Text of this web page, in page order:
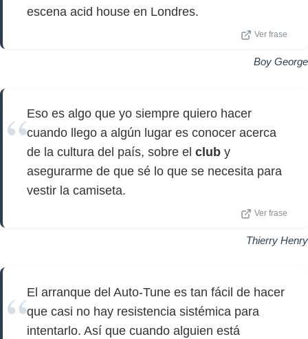
escena acid house en Londres.
Ver frase
Boy George
Eso es algo que yo siempre quiero hacer
cuando llego a algún lugar es conocer acerca
de la cultura del país, sobre el club y
asegurarme de que sé lo que se necesita para
vestir la camiseta.
Ver frase
Thierry Henry
El arranque del Auto-Tune es tan fácil de hacer
que casi no hay resistencia sistémica para
intentarlo. Así que cuando alguien está